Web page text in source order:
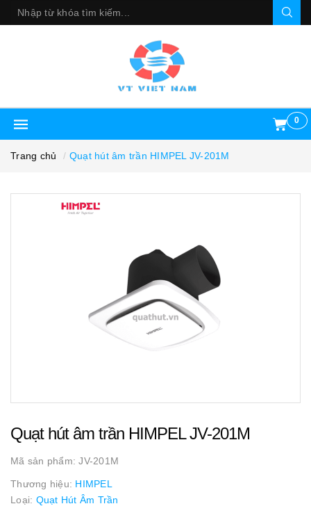
0
Trang chủ Quạt hút âm trần HIMPEL JV-201M
Quạt hút âm trần HIMPEL JV-201M
Mã sản phẩm:JV-201M
Thương hiệu: HIMPEL
Loại: Quạt Hút Âm Trần